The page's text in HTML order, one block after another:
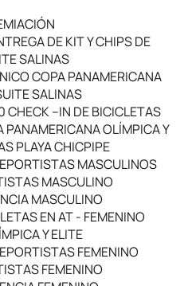
DE KIT Y CHIPS DE
SALINAS
COPA PANAMERICANA
SALINAS
–IN DE BICICLETAS
OLÍMPICA Y
PLAYA CHICPIPE
MASCULINOS
MASCULINO
MASCULINO
EN AT - FEMENINO
Y ELITE
FEMENINO
FEMENINO